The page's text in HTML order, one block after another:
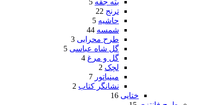
ترنج 22
حاشیه 5
شمسه 44
طرح محرابی 3
گل شاه عباسی 5
گل و مرغ 4
لچک 2
مینیاتور 7
نشانگر کتاب 2
ختایی 16